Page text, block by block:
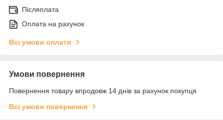
Післяплата
Оплата на рахунок
Всі умови оплати
Умови повернення
Повернення товару впродовж 14 днів за рахунок покупця
Всі умови повернення